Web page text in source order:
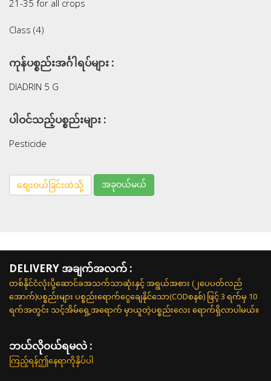
21-35 for all crops
Class (4)
ကုန်ပစ္စည်းအင်္ဂါရပ်များ :
DIADRIN 5 G
ပါဝင်သည့်ပစ္စည်းများ :
Pesticide
စျေးဝယ်ခြင်းထဲသို့ အခုဝယ်မယ်
DELIVERY အချက်အလက် :
တစ်နိုင်ငံလုံးပို့ဆောင်ခအသက်သာဆုံးနှင့် အရွယ်အစား (၂ပေပတ်လည်
အောက်)ပစ္စည်းများ ပစ္စည်းရောက်ငွေချေနိုင်သော(CODစနစ်) ဖြင့် 3 ရက်မှ 10
ရက်အတွင်း သင့်အိမ်ရှေ့အရောက် မှာယူတဲ့ပစ္စည်းလေး ရောက်ရှိလာပါမယ်။
ဘယ်လို၀ယ်ရမလဲ :
ကြည့်ရန်ဤနေရာကိုနှိပ်ပါ